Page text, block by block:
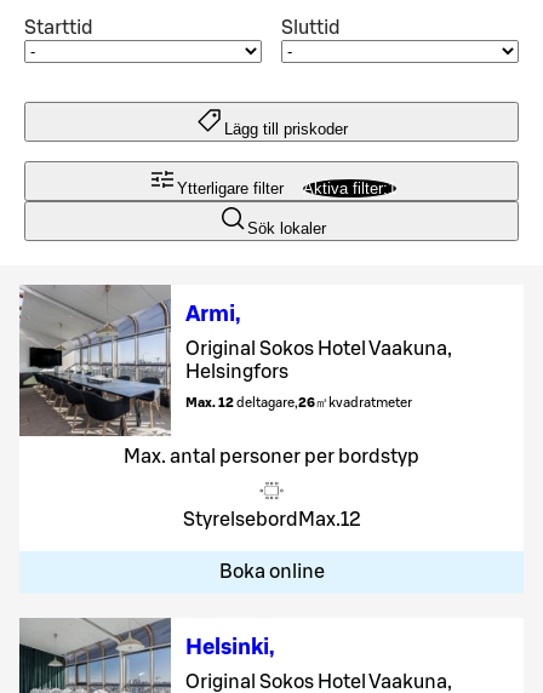
Starttid Sluttid
Lägg till priskoder
Ytterligare filter Aktiva filter:1
Sök lokaler
Armi,
Original Sokos Hotel Vaakuna,
Helsingfors
Max. 12deltagare,26㎡ kvadratmeter
Max. antal personer per bordstyp
Styrelsebord Max.12
Boka online
Helsinki,
Original Sokos Hotel Vaakuna,